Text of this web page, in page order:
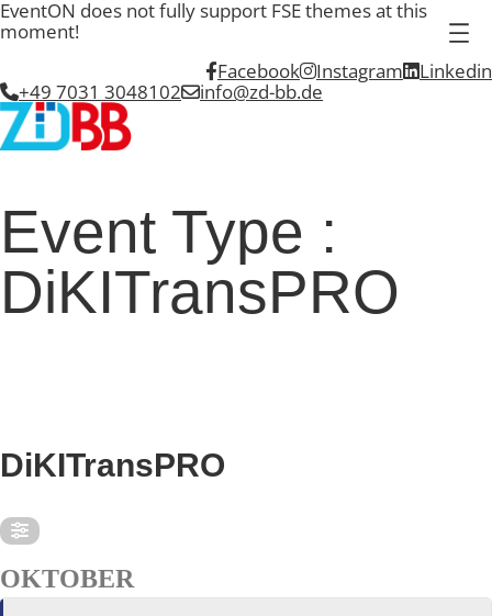
EventON does not fully support FSE themes at this
moment!
Facebook
Instagram
Linkedin
+49 7031 3048102
info@zd-bb.de
Event Type :
DiKITransPRO
DiKITransPRO
OKTOBER